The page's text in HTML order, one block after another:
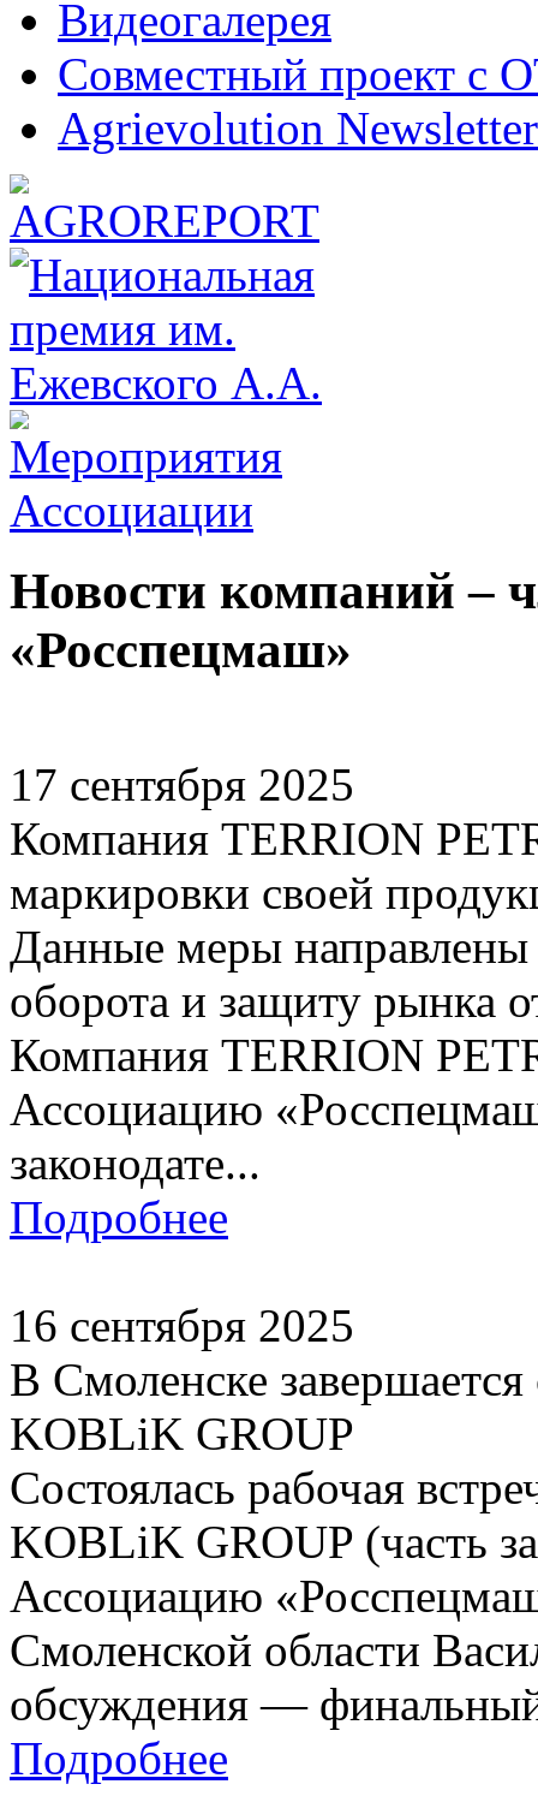
Видеогалерея
Совместный проект с
Agrievolution Newsletter
Новости компаний –
«Росспецмаш»
17 сентября 2025
Компания TERRION
маркировки своей
Данные меры
оборота и защиту рынка
Компания TERRION
Ассоциацию
законодате...
Подробнее
16 сентября 2025
В Смоленске завершается
KOBLiK GROUP
Состоялась рабочая
KOBLiK GROUP (часть
Ассоциацию
Смоленской области
обсуждения —
Подробнее